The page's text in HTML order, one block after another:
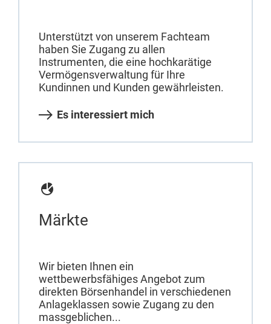
Unterstützt von unserem Fachteam
haben Sie Zugang zu allen
Instrumenten, die eine hochkarätige
Vermögensverwaltung für Ihre
Kundinnen und Kunden gewährleisten.
Es interessiert mich
Märkte
Wir bieten Ihnen ein
wettbewerbsfähiges Angebot zum
direkten Börsenhandel in verschiedenen
Anlageklassen sowie Zugang zu den
massgeblichen...